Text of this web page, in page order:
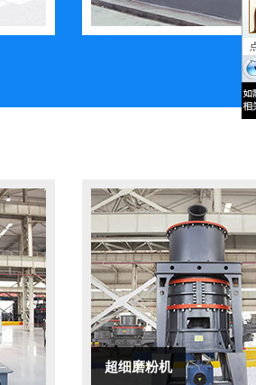
超细磨粉机